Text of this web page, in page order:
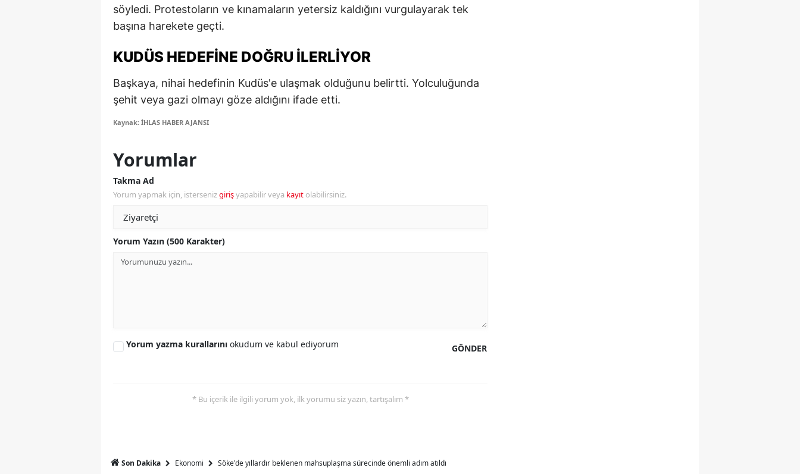
Kahramanmaraş
Muğla
Muş
Nevşehir
Sakarya
Tokat
Tunceli
söyledi. Protestoların ve kınamaların yetersiz kaldığını vurgulayarak tek
başına harekete geçti.
KUDÜS HEDEFINE DOĞRU ILERLIYOR
Başkaya, nihai hedefinin Kudüs'e ulaşmak olduğunu belirtti. Yolculuğunda
şehit veya gazi olmayı göze aldığını ifade etti.
Kaynak: İHLAS HABER AJANSI
Yorumlar
Takma Ad
Yorum yapmak için, istersenizgirişyapabilir veya kayıt olabilirsiniz.
Yorum Yazın (500 Karakter)
GÖNDER
Yorum yazma kurallarını okudum ve kabul ediyorum
* Bu içerik ile ilgili yorum yok, ilk yorumu siz yazın, tartışalım *
Son Dakika Ekonomi Söke'de yıllardır beklenen mahsuplaşma sürecinde önemli adım atıldı